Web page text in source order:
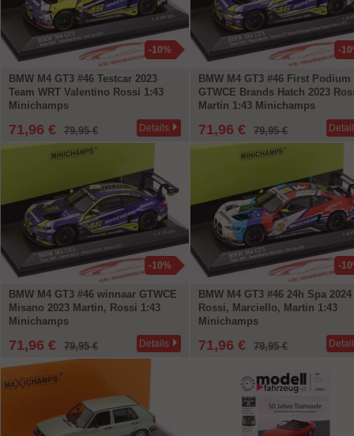
-10%
BMW M4 GT3 #46 Testcar 2023
Team WRT Valentino Rossi 1:43
Minichamps
71,96 € 79,95 € Details
-
BMW M4 GT3 #46 First Podium
GTWCE Brands Hatch 2023
Martin 1:43 Minichamps
71,96 € 79,95 €
-10%
BMW M4 GT3 #46 winnaar GTWCE
Misano 2023 Martin, Rossi 1:43
Minichamps
71,96 € 79,95 € Details
-
BMW M4 GT3 #46 24h Spa 2024
Rossi, Marciello, Martin 1:43
Minichamps
71,96 € 79,95 €